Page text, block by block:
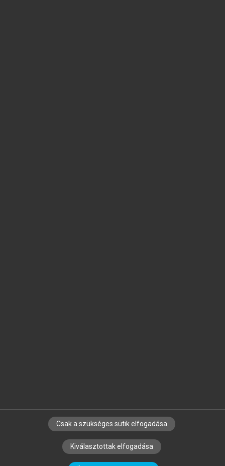
SZERZŐKNEK CÉGEKNEK KÖNYVTÁROSOKNAK
SZERKESZTÉSI ÉS LEKTORÁLÁSI ALAPELVEK
Csak a szükséges sütik elfogadása
Kiválasztottak elfogadása